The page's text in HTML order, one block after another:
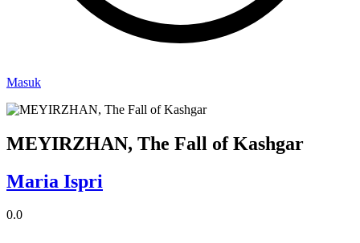
Masuk
MEYIRZHAN, The Fall of Kashgar
Maria Ispri
0.0